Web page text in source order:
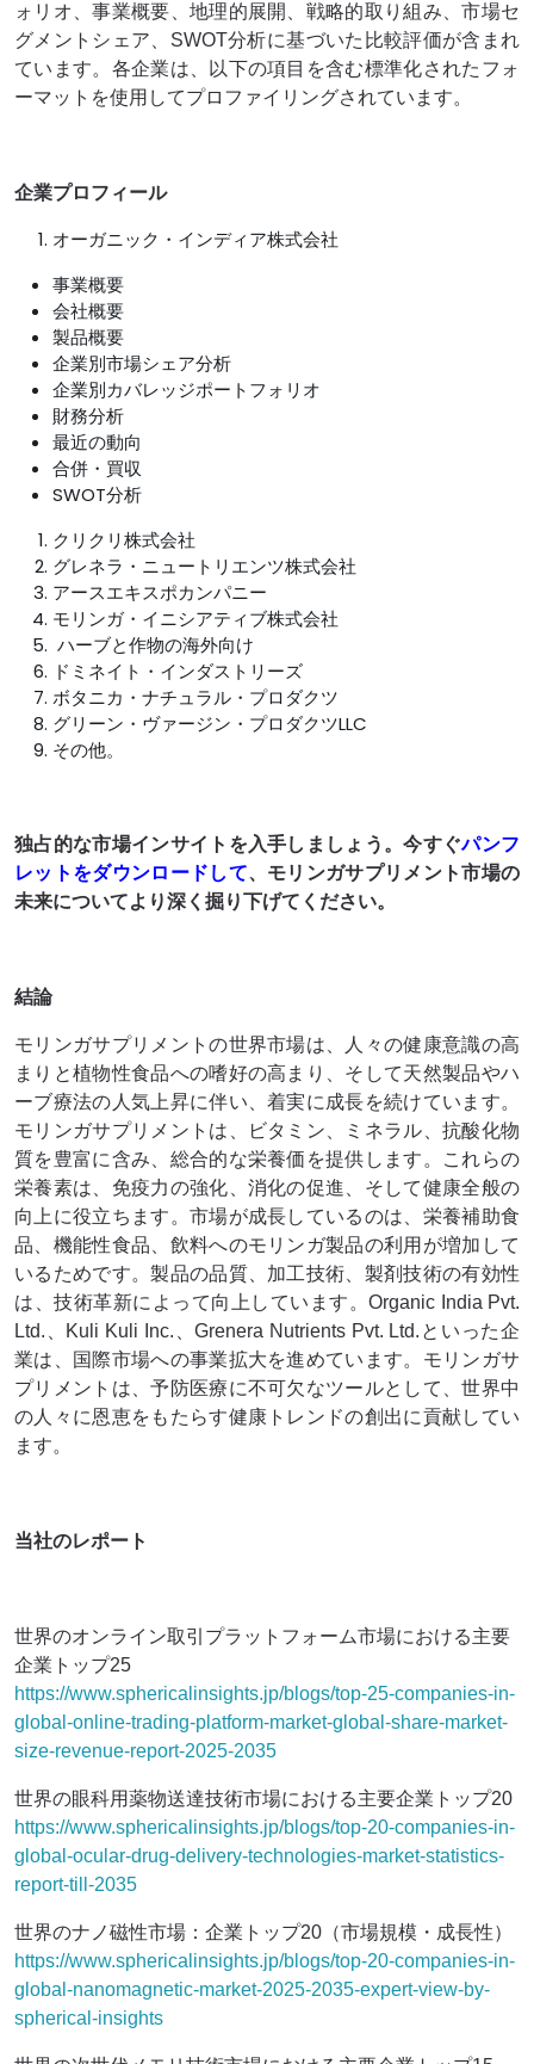
ォリオ、事業概要、地理的展開、戦略的取り組み、市場セ
グメントシェア、SWOT分析に基づいた比較評価が含まれ
ています。各企業は、以下の項目を含む標準化されたフォ
ーマットを使用してプロファイリングされています。
企業プロフィール
オーガニック・インディア株式会社
事業概要
会社概要
製品概要
企業別市場シェア分析
企業別カバレッジポートフォリオ
財務分析
最近の動向
合併・買収
SWOT分析
クリクリ株式会社
グレネラ・ニュートリエンツ株式会社
アースエキスポカンパニー
モリンガ・イニシアティブ株式会社
ハーブと作物の海外向け
ドミネイト・インダストリーズ
ボタニカ・ナチュラル・プロダクツ
グリーン・ヴァージン・プロダクツLLC
その他。
独占的な市場インサイトを入手しましょう。今すぐパンフ
レットをダウンロードして、モリンガサプリメント市場の
未来についてより深く掘り下げてください。
結論
モリンガサプリメントの世界市場は、人々の健康意識の高
まりと植物性食品への嗜好の高まり、そして天然製品やハ
ーブ療法の人気上昇に伴い、着実に成長を続けています。
モリンガサプリメントは、ビタミン、ミネラル、抗酸化物
質を豊富に含み、総合的な栄養価を提供します。これらの
栄養素は、免疫力の強化、消化の促進、そして健康全般の
向上に役立ちます。市場が成長しているのは、栄養補助食
品、機能性食品、飲料へのモリンガ製品の利用が増加して
いるためです。製品の品質、加工技術、製剤技術の有効性
は、技術革新によって向上しています。Organic India Pvt.
Ltd.、Kuli Kuli Inc.、Grenera Nutrients Pvt. Ltd.といった企
業は、国際市場への事業拡大を進めています。モリンガサ
プリメントは、予防医療に不可欠なツールとして、世界中
の人々に恩恵をもたらす健康トレンドの創出に貢献してい
ます。
当社のレポート
世界のオンライン取引プラットフォーム市場における主要
企業トップ25
https://www.sphericalinsights.jp/blogs/top-25-companies-in-
global-online-trading-platform-market-global-share-market-
size-revenue-report-2025-2035
世界の眼科用薬物送達技術市場における主要企業トップ20
https://www.sphericalinsights.jp/blogs/top-20-companies-in-
global-ocular-drug-delivery-technologies-market-statistics-
report-till-2035
世界のナノ磁性市場：企業トップ20（市場規模・成長性）
https://www.sphericalinsights.jp/blogs/top-20-companies-in-
global-nanomagnetic-market-2025-2035-expert-view-by-
spherical-insights